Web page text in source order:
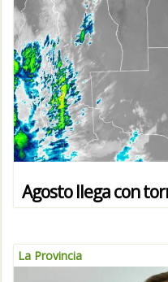
Agosto llega con
La Provincia